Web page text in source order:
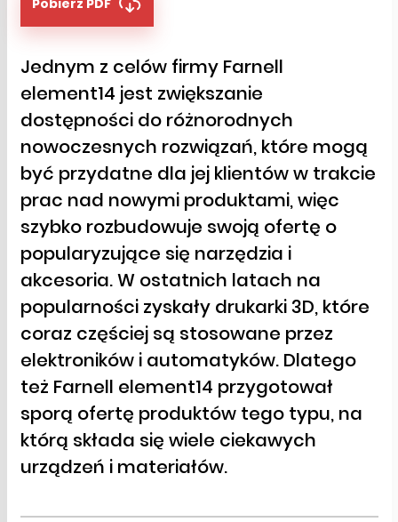
Jednym z celów firmy Farnell
element14 jest zwiększanie
dostępności do różnorodnych
nowoczesnych rozwiązań, które mogą
być przydatne dla jej klientów w trakcie
prac nad nowymi produktami, więc
szybko rozbudowuje swoją ofertę o
popularyzujące się narzędzia i
akcesoria. W ostatnich latach na
popularności zyskały drukarki 3D, które
coraz częściej są stosowane przez
elektroników i automatyków. Dlatego
też Farnell element14 przygotował
sporą ofertę produktów tego typu, na
którą składa się wiele ciekawych
urządzeń i materiałów.